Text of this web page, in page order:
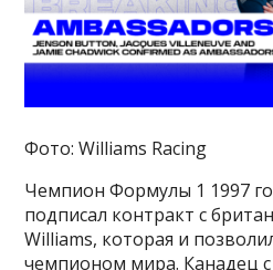
Фото: Williams Racing
Чемпион Формулы 1 1997
подписал контракт с
Williams, которая и
чемпионом мира. Канадец с